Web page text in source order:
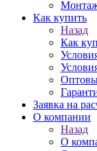
Как купить
Назад
Как
Заявка на
О компании
Назад
О